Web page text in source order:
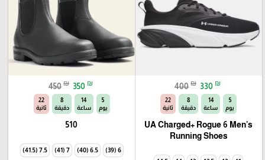
400 ₪ 330 ₪
5
يوم
14
ساعة
8
دقيقة
22
ثانية
UA Charged+ Rogue 6 Men's
Running Shoes
450 ₪ 350 ₪
5
يوم
14
ساعة
8
دقيقة
22
ثانية
510
6 (39)
6.5 (40)
7 (41)
7.5 (41.5)